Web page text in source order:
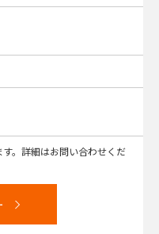
。詳細はお問い合わせくだ